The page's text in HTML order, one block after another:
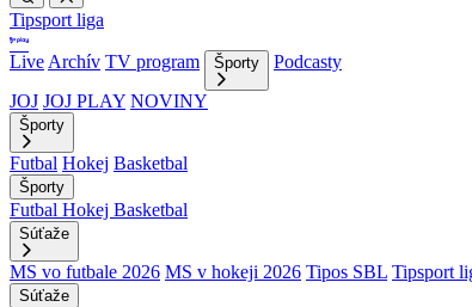
Tipsport liga
Live Archív TV program Športy
Podcasty
JOJ JOJ PLAY NOVINY
Športy
Futbal Hokej Basketbal
Športy
Futbal Hokej Basketbal
Súťaže
MS vo futbale 2026 MS v hokeji 2026 Tipos SBL Tipsport
Súťaže